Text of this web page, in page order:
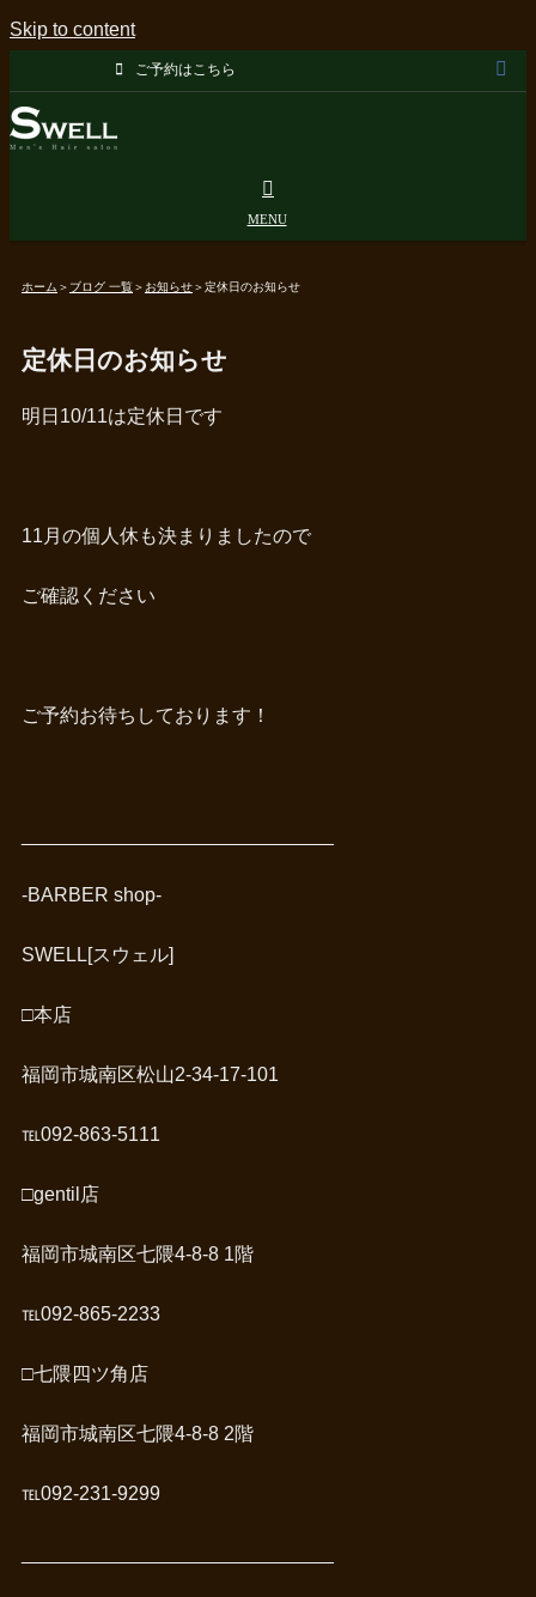
Skip to content
ご予約はこちら
ホーム ＞ ブログ 一覧＞ お知らせ＞定休日のお知らせ
定休日のお知らせ
明日10/11は定休日です
11月の個人休も決まりましたので
ご確認ください
ご予約お待ちしております！
-BARBER shop-
SWELL[スウェル]
□本店
福岡市城南区松山2-34-17-101
℡092-863-5111
□gentil店
福岡市城南区七隈4-8-8 1階
℡092-865-2233
□七隈四ツ角店
福岡市城南区七隈4-8-8 2階
℡092-231-9299